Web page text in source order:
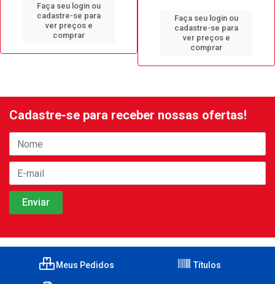
Faça seu login ou
cadastre-se para
ver preços e
comprar
Faça seu login ou
cadastre-se para
ver preços e
comprar
Cadastre-se para receber nossas ofertas!
Meus Pedidos Títulos